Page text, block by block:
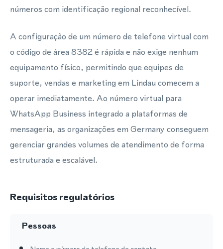
números com identificação regional reconhecível.
A configuração de um número de telefone virtual com
o código de área 8382 é rápida e não exige nenhum
equipamento físico, permitindo que equipes de
suporte, vendas e marketing em Lindau comecem a
operar imediatamente. Ao número virtual para
WhatsApp Business integrado a plataformas de
mensageria, as organizações em Germany conseguem
gerenciar grandes volumes de atendimento de forma
estruturada e escalável.
Requisitos regulatórios
Pessoas